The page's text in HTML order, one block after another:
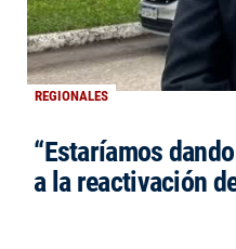
REGIONALES
“Estaríamos
a la reactivación